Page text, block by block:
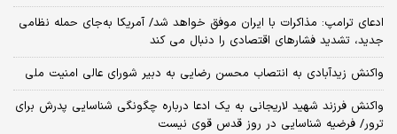
ادعای ترامپ: مذاکرات با ایران موفق خواهد شد/ آمریکا به‌جای حمله نظامی
جدید، تشدید فشارهای اقتصادی را دنبال می کند
واکنش زیدآبادی به انتصاب محسن رضایی به دبیر شورای عالی امنیت ملی
واکنش فرزند شهید لاریجانی به یک ادعا درباره چگونگی شناسایی پدرش برای
ترور/ فرضیه شناسایی در روز قدس قوی نیست